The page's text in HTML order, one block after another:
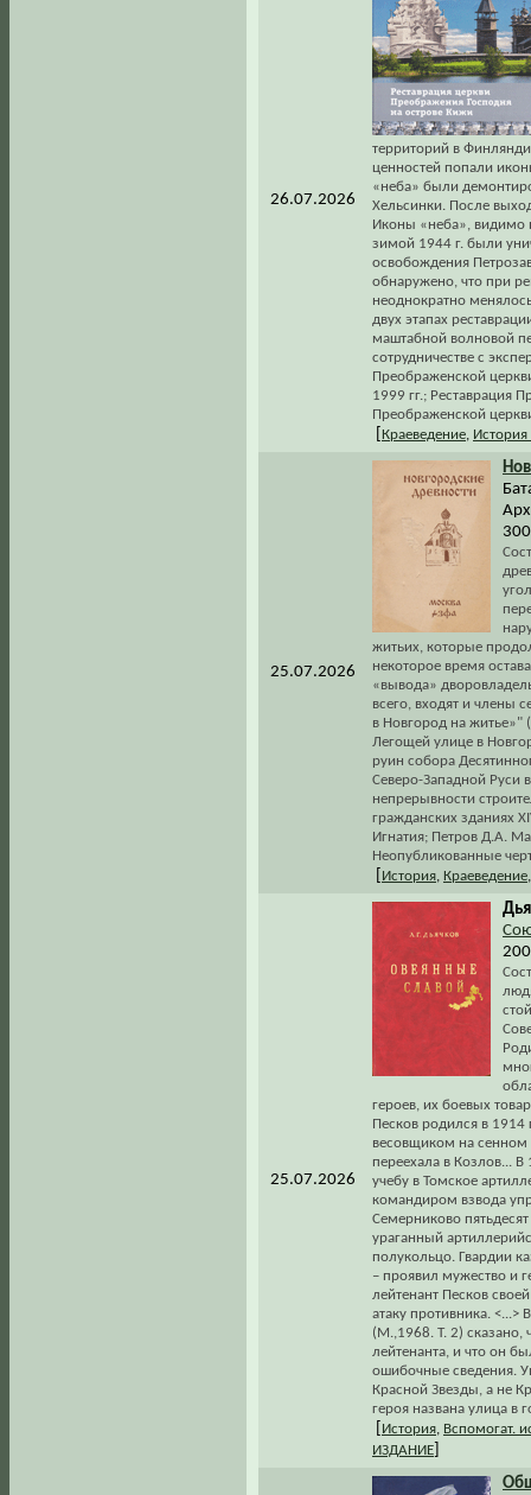
26.07.2026
территорий в
ценностей попали
«неба» были
Хельсинки. После
Иконы «неба», видимо
зимой 1944 г. были
освобождения
обнаружено, что при
неоднократно
двух этапах
маштабной волновой
сотрудничестве с
Преображенской
1999 гг.; Реставрация
Преображенской
Краеведение, История
25.07.2026
житьих, которые
некоторое время
«вывода»
всего, входят и члены
в Новгород на житье»"
Легощей улице в
руин собора
Северо-Западной Руси
непрерывности
гражданских зданиях
Игнатия; Петров Д.А.
Неопубликованные
История, Краеведение
25.07.2026
героев, их боевых
Песков родился в 1914
весовщиком на сенном
переехала в Козлов...
учебу в Томское
командиром взвода
Семерниково
ураганный
полукольцо. Гвардии
– проявил мужество и
лейтенант Песков
атаку противника.
(М.,1968. Т. 2) сказано,
лейтенанта, и что он
ошибочные сведения.
Красной Звезды, а не
героя названа улица в
История, Вспомогат.
ИЗДАНИЕ